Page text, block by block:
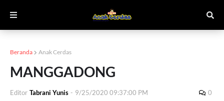
Beranda Anak Cerdas
MANGGADONG
Editor Tabrani Yunis - 9/25/2020 09:37:00 PM 0